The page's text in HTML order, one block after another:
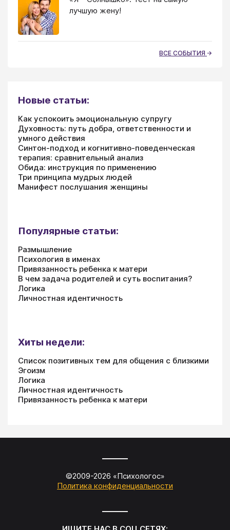
лучшую жену!
ВСЕ СОБЫТИЯ
Новые статьи:
Как успокоить эмоциональную супругу
Духовность: путь добра, ответственности и
умного действия
Синтон-подход и когнитивно-поведенческая
терапия: сравнительный анализ
Обида: инструкция по применению
Три принципа мудрых людей
Манифест послушания женщины
Популярные статьи:
Размышление
Психология в именах
Привязанность ребенка к матери
В чем задача родителей и суть воспитания?
Логика
Личностная идентичность
Хиты недели:
Список позитивных тем для общения с близкими
Эгоизм
Логика
Личностная идентичность
Привязанность ребенка к матери
©2009-2026 «Психологос»
Политика конфиденциальности